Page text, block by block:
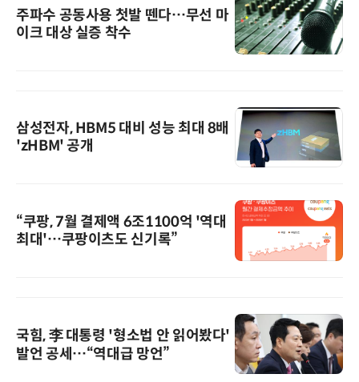
주파수 공동사용 첫발 뗀다…무선 마
이크 대상 실증 착수
삼성전자, HBM5 대비 성능 최대 8배
'zHBM' 공개
“쿠팡, 7월 결제액 6조1100억 '역대
최대'…쿠팡이츠도 신기록”
국힘, 李 대통령 '형소법 안 읽어봤다'
발언 공세…“역대급 망언”